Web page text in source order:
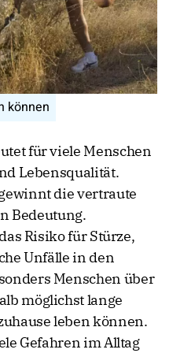
können
für viele Menschen
Lebensqualität.
die vertraute
Bedeutung.
Risiko für Stürze,
Unfälle in den
Menschen über
möglichst lange
leben können.
Gefahren im Alltag